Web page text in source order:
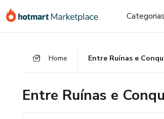
para
para
para
Categorias
Home
Entre Ruínas e